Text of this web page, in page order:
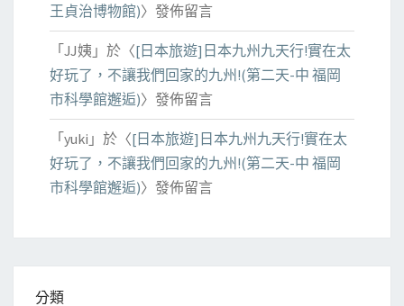
王貞治博物館)〉發佈留言
「JJ姨 」於〈[日本旅遊]日本九州九天行!實在太
好玩了，不讓我們回家的九州!(第二天-中 福岡
市科學館邂逅)〉發佈留言
「yuki 」於〈[日本旅遊]日本九州九天行!實在太
好玩了，不讓我們回家的九州!(第二天-中 福岡
市科學館邂逅)〉發佈留言
分類